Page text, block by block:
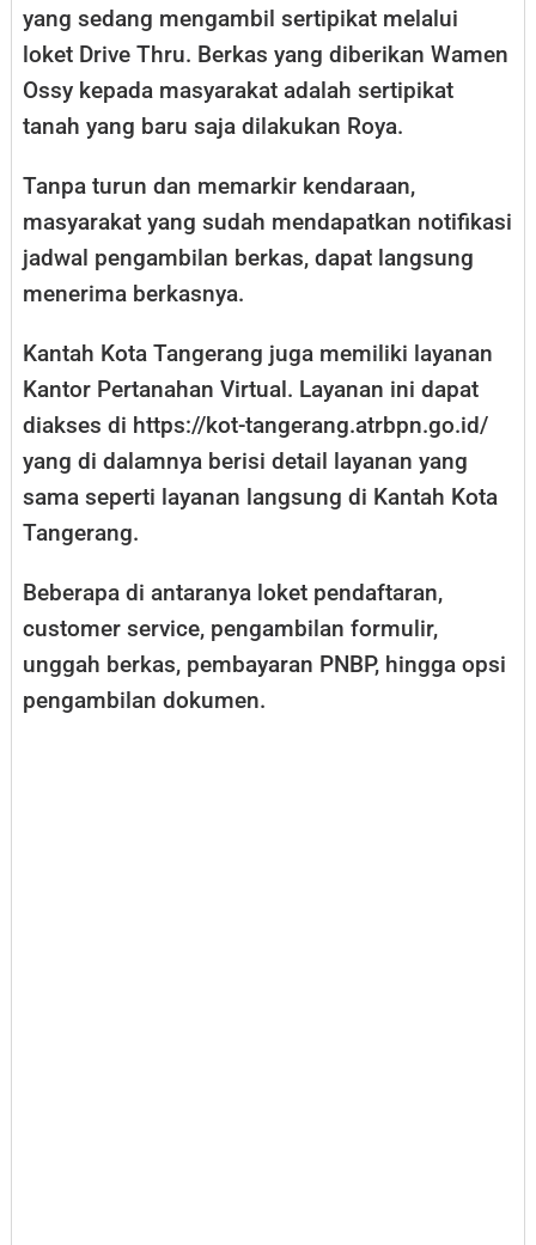
yang sedang mengambil sertipikat melalui
loket Drive Thru. Berkas yang diberikan Wamen
Ossy kepada masyarakat adalah sertipikat
tanah yang baru saja dilakukan Roya.
Tanpa turun dan memarkir kendaraan,
masyarakat yang sudah mendapatkan notifikasi
jadwal pengambilan berkas, dapat langsung
menerima berkasnya.
Kantah Kota Tangerang juga memiliki layanan
Kantor Pertanahan Virtual. Layanan ini dapat
diakses di https://kot-tangerang.atrbpn.go.id/
yang di dalamnya berisi detail layanan yang
sama seperti layanan langsung di Kantah Kota
Tangerang.
Beberapa di antaranya loket pendaftaran,
customer service, pengambilan formulir,
unggah berkas, pembayaran PNBP, hingga opsi
pengambilan dokumen.